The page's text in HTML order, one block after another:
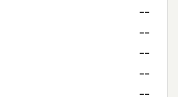
--
--
--
--
--